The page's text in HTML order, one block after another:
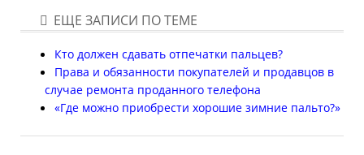
ЕЩЕ ЗАПИСИ ПО ТЕМЕ
Кто должен сдавать отпечатки пальцев?
Права и обязанности покупателей и продавцов в
случае ремонта проданного телефона
«Где можно приобрести хорошие зимние пальто?»